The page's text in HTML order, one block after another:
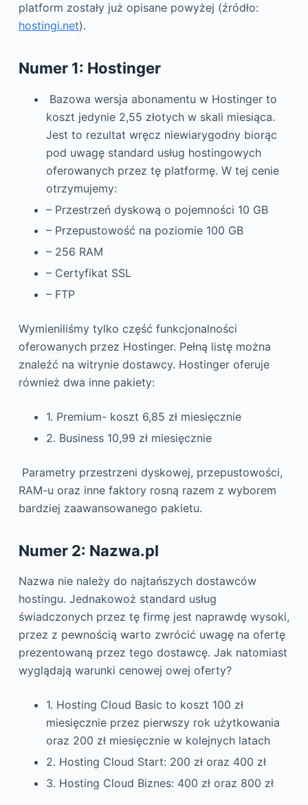
platform zostały już opisane powyżej (źródło:
hostingi.net).
Numer 1: Hostinger
Bazowa wersja abonamentu w Hostinger to
koszt jedynie 2,55 złotych w skali miesiąca.
Jest to rezultat wręcz niewiarygodny biorąc
pod uwagę standard usług hostingowych
oferowanych przez tę platformę. W tej cenie
otrzymujemy:
– Przestrzeń dyskową o pojemności 10 GB
– Przepustowość na poziomie 100 GB
– 256 RAM
– Certyfikat SSL
– FTP
Wymieniliśmy tylko część funkcjonalności
oferowanych przez Hostinger. Pełną listę można
znaleźć na witrynie dostawcy. Hostinger oferuje
również dwa inne pakiety:
1. Premium- koszt 6,85 zł miesięcznie
2. Business 10,99 zł miesięcznie
Parametry przestrzeni dyskowej, przepustowości,
RAM-u oraz inne faktory rosną razem z wyborem
bardziej zaawansowanego pakietu.
Numer 2: Nazwa.pl
Nazwa nie należy do najtańszych dostawców
hostingu. Jednakowoż standard usług
świadczonych przez tę firmę jest naprawdę wysoki,
przez z pewnością warto zwrócić uwagę na ofertę
prezentowaną przez tego dostawcę. Jak natomiast
wyglądają warunki cenowej owej oferty?
1. Hosting Cloud Basic to koszt 100 zł
miesięcznie przez pierwszy rok użytkowania
oraz 200 zł miesięcznie w kolejnych latach
2. Hosting Cloud Start: 200 zł oraz 400 zł
3. Hosting Cloud Biznes: 400 zł oraz 800 zł